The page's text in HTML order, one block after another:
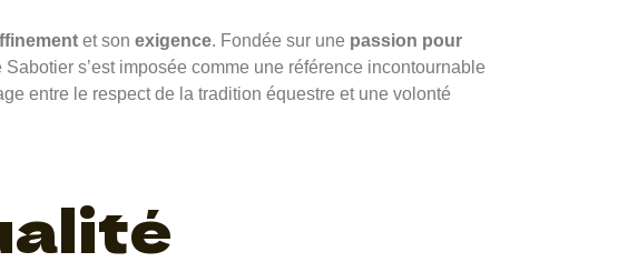
et son exigence. Fondée sur une passion pour
Sabotier s’est imposée comme une référence incontournable
entre le respect de la tradition équestre et une volonté